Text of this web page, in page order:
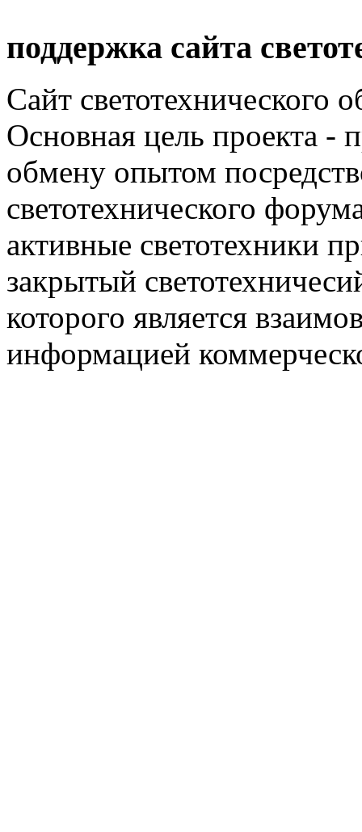
поддержка сайта
Сайт светотехнического
Основная цель проекта -
обмену опытом
светотехнического
активные светотехники
закрытый
которого является
информацией